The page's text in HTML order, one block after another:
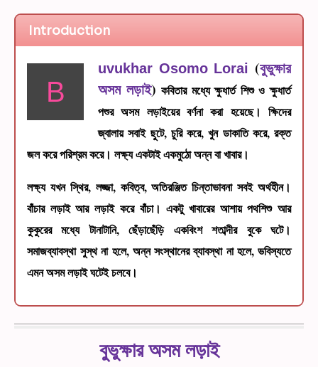
r
a
t
M
Introduction
B
uvukhar Osomo Lorai (বুভুক্ষার
অসম লড়াই)কবিতার মধ্যে ক্ষুধার্ত শিশু ও ক্ষুধার্ত
পশুর অসম লড়াইয়ের বর্ণনা করা হয়েছে। ক্ষিদের
জ্বালায় সবাই ছুটে, চুরি করে, খুন ডাকাতি করে, রক্ত
জল করে পরিশ্রম করে। লক্ষ্য একটাই একমুঠো অন্ন বা খাবার।
লক্ষ্য যখন স্থির, লজ্জা, কবিত্ব, অতিরঞ্জিত চিন্তাভাবনা সবই অর্থহীন।
বাঁচার লড়াই আর লড়াই করে বাঁচা। একটু খাবারের আশায় পথশিশু আর
কুকুরের মধ্যে টানাটানি, ছেঁড়াছেঁড়ি একবিংশ শতাব্দীর বুকে ঘটে।
সমাজব্যাবস্থা সুস্থ না হলে, অন্ন সংস্থানের ব্যাবস্থা না হলে, ভবিস্যতে
এমন অসম লড়াই ঘটেই চলবে।
বুভুক্ষার অসম লড়াই